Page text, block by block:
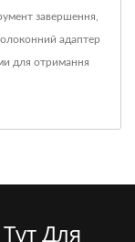
завершення
адаптер
для отримання
Для